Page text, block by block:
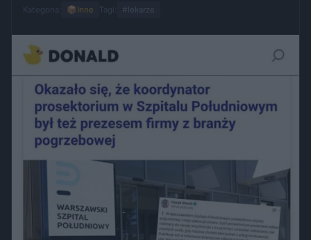
Kategoria: 📦 Inne Tagi: #lekarze